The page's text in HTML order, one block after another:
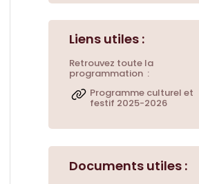
Retrouvez toute la
programmation :
Programme culturel et
festif 2025-2026